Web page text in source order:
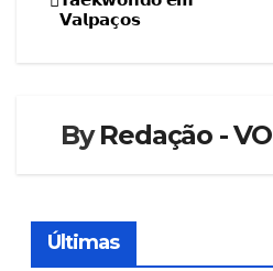
de
𝗩𝗮𝗹𝗽𝗮𝗰̧𝗼𝘀
ByRedação - VO
Últimas